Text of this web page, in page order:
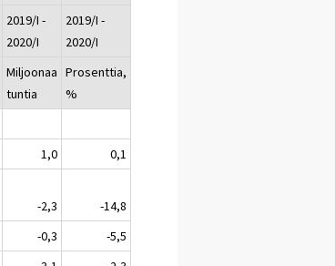
2019/I -
2020/I
2019/I -
2020/I
Miljoonaa
tuntia
Prosenttia,
%
1,0
0,1
-2,3
-14,8
-0,3
-5,5